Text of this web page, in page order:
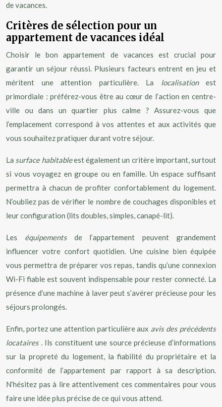
de vacances.
Critères de sélection pour un
appartement de vacances idéal
Choisir le bon appartement de vacances est crucial pour
garantir un séjour réussi. Plusieurs facteurs entrent en jeu et
méritent une attention particulière. La localisation est
primordiale : préférez-vous être au cœur de l’action en centre-
ville ou dans un quartier plus calme ? Assurez-vous que
l’emplacement correspond à vos attentes et aux activités que
vous souhaitez pratiquer durant votre séjour.
La surface habitableest également un critère important, surtout
si vous voyagez en groupe ou en famille. Un espace suffisant
permettra à chacun de profiter confortablement du logement.
N’oubliez pas de vérifier le nombre de couchages disponibles et
leur configuration (lits doubles, simples, canapé-lit).
Les équipements de l’appartement peuvent grandement
influencer votre confort quotidien. Une cuisine bien équipée
vous permettra de préparer vos repas, tandis qu’une connexion
Wi-Fi fiable est souvent indispensable pour rester connecté. La
présence d’une machine à laver peut s’avérer précieuse pour les
séjours prolongés.
Enfin, portez une attention particulière aux avis des précédents
locataires . Ils constituent une source précieuse d’informations
sur la propreté du logement, la fiabilité du propriétaire et la
conformité de l’appartement par rapport à sa description.
N’hésitez pas à lire attentivement ces commentaires pour vous
faire une idée plus précise de ce qui vous attend.